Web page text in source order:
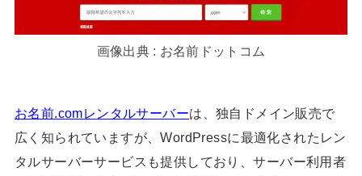
画像出典 : お名前ドットコム
お名前.comレンタルサーバーは、独自ドメイン販売で
広く知られていますが、WordPressに最適化されたレン
タルサーバーサービスも提供しており、サーバー利用者